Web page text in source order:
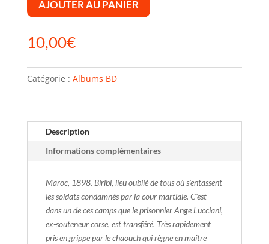
AJOUTER AU PANIER
10,00€
Catégorie : Albums BD
Description
Informations complémentaires
Maroc, 1898. Biribi, lieu oublié de tous où s'entassent
les soldats condamnés par la cour martiale. C'est
dans un de ces camps que le prisonnier Ange Lucciani,
ex-souteneur corse, est transféré. Très rapidement
pris en grippe par le chaouch qui règne en maître